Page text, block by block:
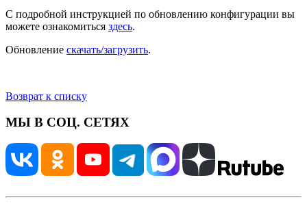
С подробной инструкцией по обновлению конфигурации вы
можете ознакомиться здесь.
Обновление скачать/загрузить.
Возврат к списку
МЫ В СОЦ. СЕТЯХ